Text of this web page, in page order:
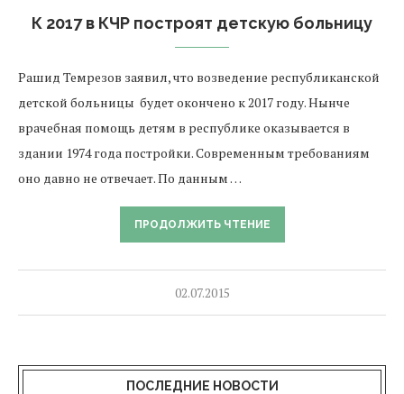
К 2017 в КЧР построят детскую больницу
Рашид Темрезов заявил, что возведение республиканской
детской больницы будет окончено к 2017 году. Нынче
врачебная помощь детям в республике оказывается в
здании 1974 года постройки. Современным требованиям
оно давно не отвечает. По данным …
ПРОДОЛЖИТЬ ЧТЕНИЕ
02.07.2015
ПОСЛЕДНИЕ НОВОСТИ